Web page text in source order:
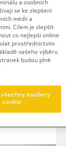
Když tento
polích
anglicky
nová
výrobcem
a osobních
se ke zlepšení
médií a
Cílem je zlepšit
co nejlepší online
prostřednictvím
vašeho výběru
budou plně
soubory
cookie